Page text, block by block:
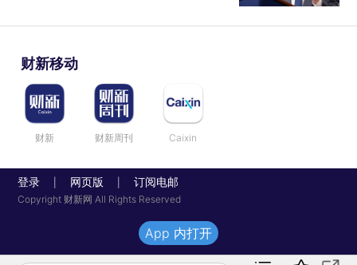
财新移动
财新 财新周刊 Caixin
登录 网页版 订阅电邮
Copyright 财新网 All Rights Reserved
App 内打开